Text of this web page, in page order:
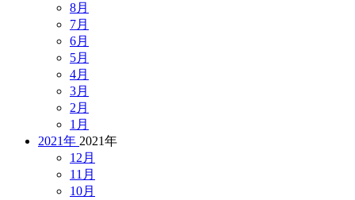
8月
7月
6月
5月
4月
3月
2月
1月
2021年 2021年
12月
11月
10月